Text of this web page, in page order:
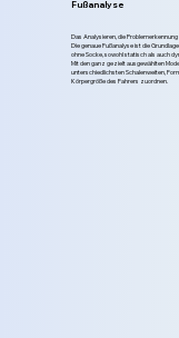
Fußanalyse
Das Analysieren, die
Die genaue Fußanalyse ist die
ohne Socke, sowohl statisch als auch
Mit den ganz gezielt ausgewählten
unterschiedlichsten Schalenweiten,
Körpergröße des Fahrers zuordnen.